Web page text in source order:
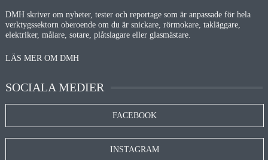
DMH skriver om nyheter, tester och reportage som är anpassade för hela
verktygssektorn oberoende om du är snickare, rörmokare, takläggare,
elektriker, målare, sotare, plåtslagare eller glasmästare.
LÄS MER OM DMH
SOCIALA MEDIER
FACEBOOK
INSTAGRAM